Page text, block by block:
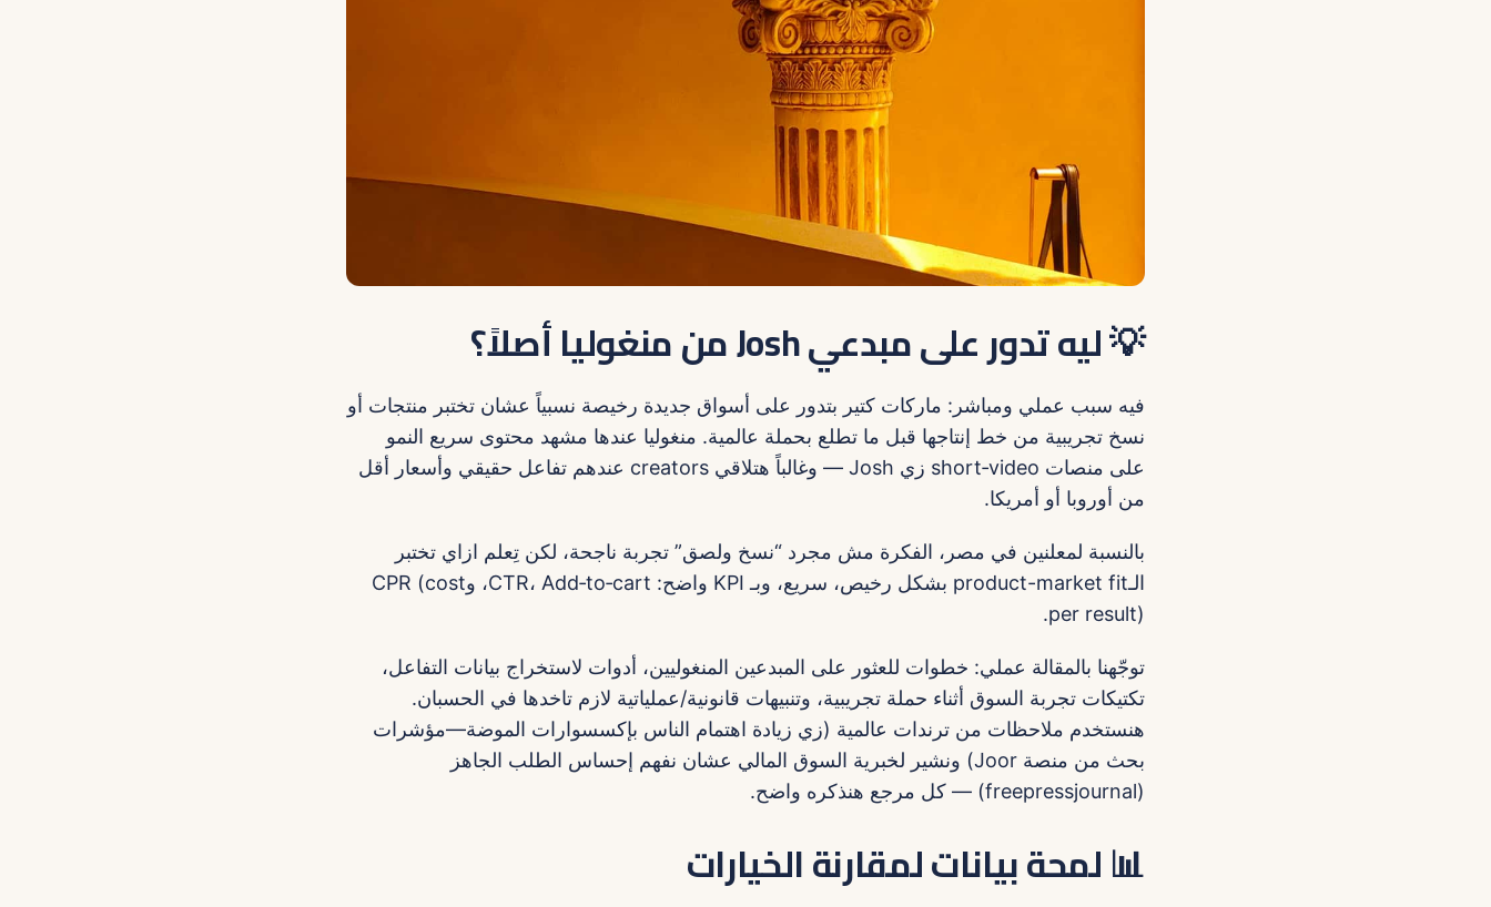
💡 ليه تدور على مبدعي Josh من منغوليا أصلاً؟
فيه سبب عملي ومباشر: ماركات كتير بتدور على أسواق جديدة رخيصة نسبياً عشان تختبر منتجات أو
نسخ تجريبية من خط إنتاجها قبل ما تطلع بحملة عالمية. منغوليا عندها مشهد محتوى سريع النمو
على منصات short‑video زي Josh — وغالباً هتلاقي creators عندهم تفاعل حقيقي وأسعار أقل
من أوروبا أو أمريكا.
بالنسبة لمعلنين في مصر، الفكرة مش مجرد “نسخ ولصق” تجربة ناجحة، لكن تِعلم ازاي تختبر
الـproduct-market fit بشكل رخيص، سريع، وبـ KPI واضح: CTR، Add‑to‑cart، وCPR (cost
per result).
توجّهنا بالمقالة عملي: خطوات للعثور على المبدعين المنغوليين، أدوات لاستخراج بيانات التفاعل،
تكتيكات تجربة السوق أثناء حملة تجريبية، وتنبيهات قانونية/عملياتية لازم تاخدها في الحسبان.
هنستخدم ملاحظات من ترندات عالمية (زي زيادة اهتمام الناس بإكسسوارات الموضة—مؤشرات
بحث من منصة Joor) ونشير لخبرية السوق المالي عشان نفهم إحساس الطلب الجاهز
(freepressjournal) — كل مرجع هنذكره واضح.
📊 لمحة بيانات لمقارنة الخيارات